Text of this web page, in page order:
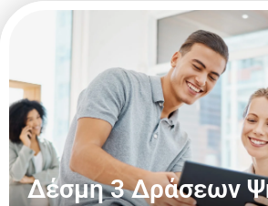
Δέσμη 3 Δράσεων